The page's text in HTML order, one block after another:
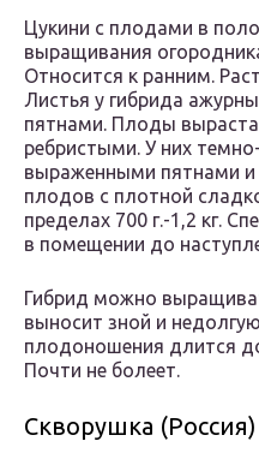
Цукини с плодами в
выращивания
Относится к ранним.
Листья у гибрида
пятнами. Плоды
ребристыми. У них
выраженными пятнами и
плодов с плотной
пределах 700 г.-1,2 кг.
в помещении до
Гибрид можно
выносит зной и
плодоношения длится
Почти не болеет.
Скворушка (Россия)